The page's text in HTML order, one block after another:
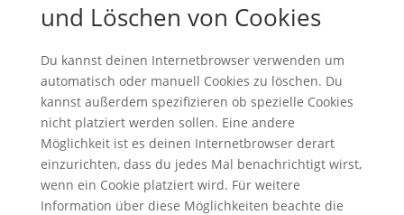
und Löschen von Cookies
Du kannst deinen Internetbrowser verwenden um
automatisch oder manuell Cookies zu löschen. Du
kannst außerdem spezifizieren ob spezielle Cookies
nicht platziert werden sollen. Eine andere
Möglichkeit ist es deinen Internetbrowser derart
einzurichten, dass du jedes Mal benachrichtigt wirst,
wenn ein Cookie platziert wird. Für weitere
Information über diese Möglichkeiten beachte die